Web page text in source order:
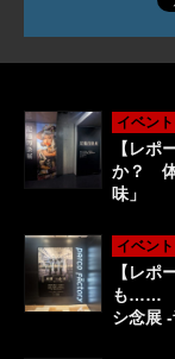
イベント
【レポ
か？ 体
味」
イベント
【レポ
も…… “
シ念展 -